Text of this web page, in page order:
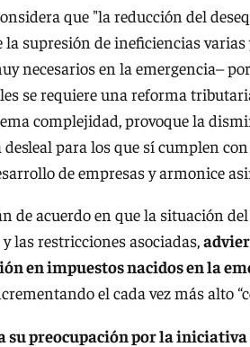
que "la reducción del
la supresión de ineficiencias
necesarios en la emergencia–
se requiere una reforma
complejidad, provoque la
para los que sí cumplen
de empresas y armonice
de acuerdo en que la situación
las restricciones asociadas,
en impuestos nacidos en la
el cada vez más alto
su preocupación por la iniciativa